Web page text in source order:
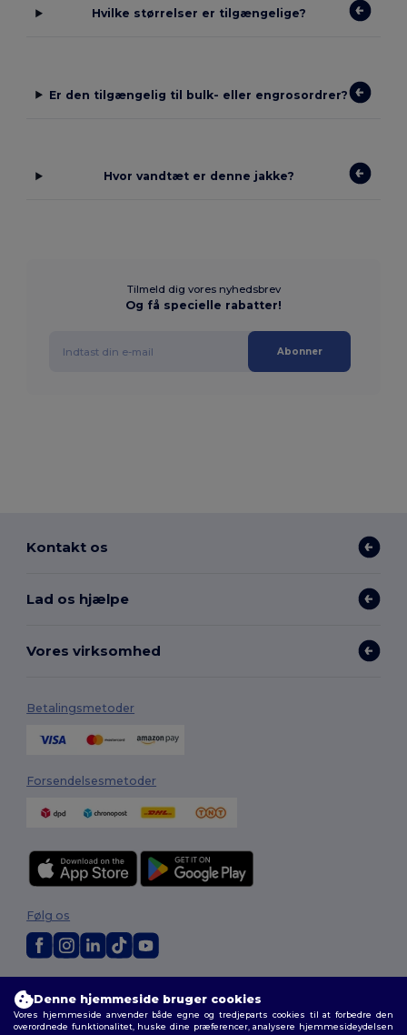
Hvilke størrelser er tilgængelige?
Er den tilgængelig til bulk- eller engrosordrer?
Hvor vandtæt er denne jakke?
Tilmeld dig vores nyhedsbrev
Og få specielle rabatter!
Abonner
Kontakt os
Lad os hjælpe
Vores virksomhed
Betalingsmetoder
Forsendelsesmetoder
Vilkår og Betingelser|Tilpasset politik |Fortrolighedspolitik
cookies|Sitemap
Følg os
Denne hjemmeside bruger cookies
Vores hjemmeside anvender både egne og tredjeparts cookies til at forbedre den
overordnede funktionalitet, huske dine præferencer, analysere hjemmesideydelsen